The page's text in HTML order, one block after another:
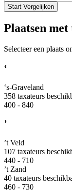
Start Vergelijken
Plaatsen
Selecteer een plaats
‘
‘s-Graveland
358 taxateurs
400 - 840
’
’t Veld
107 taxateurs
440 - 710
’t Zand
40 taxateurs
460 - 730